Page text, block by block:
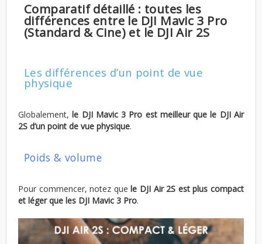
Comparatif détaillé : toutes les
différences entre le DJI Mavic 3 Pro
(Standard & Cine) et le DJI Air 2S
Les différences d’un point de vue
physique
Globalement,le DJI Mavic 3 Pro est meilleur que le DJI Air
2S d’un point de vue physique.
Poids & volume
Pour commencer, notez quele DJI Air 2S est plus compact
et léger que les DJI Mavic 3 Pro.